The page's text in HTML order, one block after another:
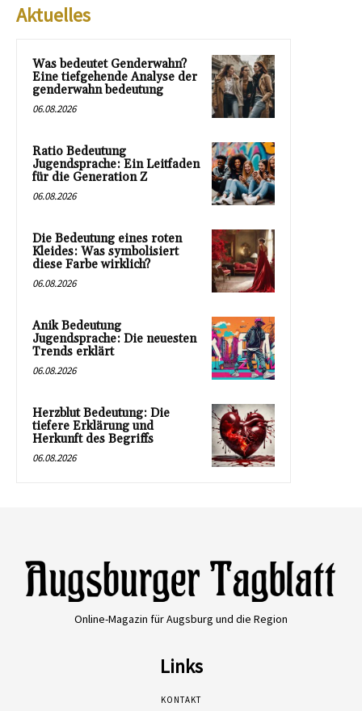
Aktuelles
Was bedeutet Genderwahn?
Eine tiefgehende Analyse der
genderwahn bedeutung
06.08.2026
Ratio Bedeutung
Jugendsprache: Ein Leitfaden
für die Generation Z
06.08.2026
Die Bedeutung eines roten
Kleides: Was symbolisiert
diese Farbe wirklich?
06.08.2026
Anik Bedeutung
Jugendsprache: Die neuesten
Trends erklärt
06.08.2026
Herzblut Bedeutung: Die
tiefere Erklärung und
Herkunft des Begriffs
06.08.2026
Online-Magazin für Augsburg und die Region
Links
KONTAKT